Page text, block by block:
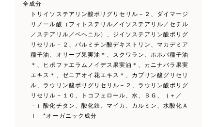
全成分
トリイソステアリン酸ポリグリセリル－２、ダイマージ
リノール酸（フィトステリル／イソステアリル／セチル
／ステアリル／ベヘニル）、ジイソステアリン酸ポリグ
リセリル－２、パルミチン酸デキストリン、マカデミア
種子油、オリーブ果実油＊、スクワラン、ホホバ種子油
＊、ヒポファエラムノイデス果実油＊、カニナバラ果実
エキス＊、ゼニアオイ花エキス＊、カプリン酸グリセリ
ル、ラウリン酸ポリグリセリル－２、ラウリン酸ポリグ
リセリル－１０、トコフェロール、水、ＢＧ、（＋／
－）酸化チタン、酸化鉄、マイカ、カルミン、水酸化Ａ
ｌ *オーガニック成分